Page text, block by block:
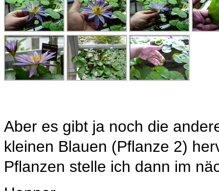
Aber es gibt ja noch die
kleinen Blauen (Pflanze 2)
Pflanzen stelle ich dann im